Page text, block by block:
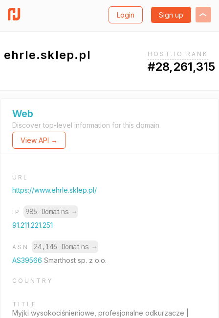
Login Sign up
ehrle.sklep.pl HOST.IO RANK
#28,261,315
Web
Discover top-level information for this domain.
View API →
URL
https://www.ehrle.sklep.pl/
IP 986 Domains →
91.211.221.251
ASN 24,146 Domains →
AS39566 Smarthost sp. z o.o.
COUNTRY
TITLE
Myjki wysokociśnieniowe, profesjonalne odkurzacze |